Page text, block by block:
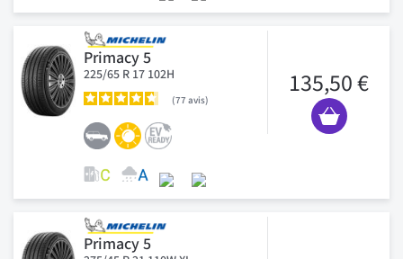
Primacy 5
225/65 R 17 102H
77 avis
135,50 €
Primacy 5